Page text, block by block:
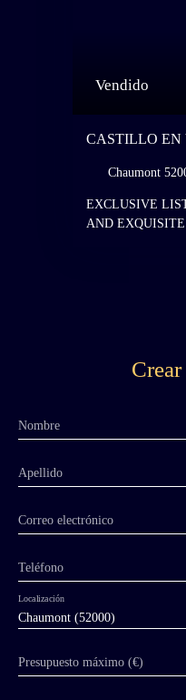
Vendido
CASTILLO EN
52000
Chaumont
EXCLUSIVE
AND EXQUISITE
century chateau,
rank of a
century, with the
Bouchardon
many of whom
1960, the property
Nombre
Apellido
Correo electrónico
Teléfono
Chaumont (52000)
Localización
Presupuesto máximo (€)